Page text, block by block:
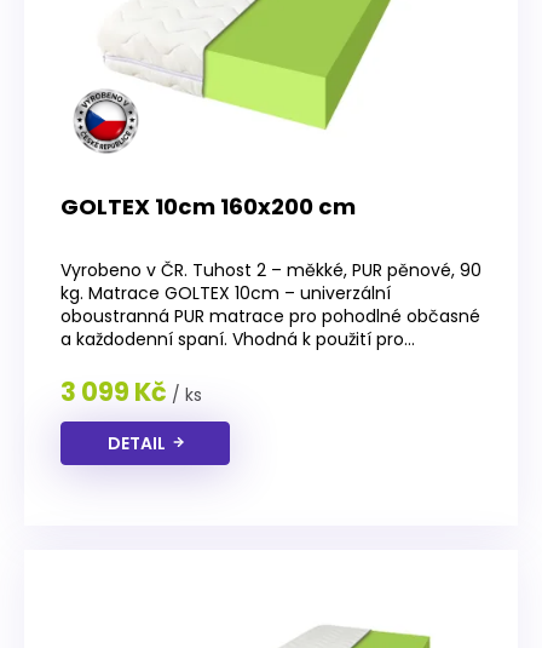
GOLTEX 10cm 160x200 cm
hodnocení
produktu
je
3,9
z
5
hvězdiček.
Vyrobeno v ČR. Tuhost 2 – měkké, PUR pěnové, 90
kg. Matrace GOLTEX 10cm – univerzální
oboustranná PUR matrace pro pohodlné občasné
a každodenní spaní. Vhodná k použití pro...
3 099 Kč / ks
DETAIL